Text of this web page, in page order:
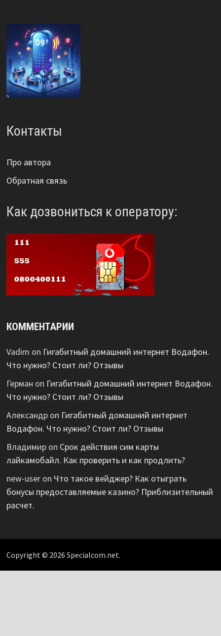
Контакты
Про автора
Обратная связь
Как дозвониться к оператору:
КОММЕНТАРИИ
Vadim on Гигабитный домашний интернет Водафон.
Что нужно? Стоит ли? Отзывы
Герман on Гигабитный домашний интернет Водафон.
Что нужно? Стоит ли? Отзывы
Александрon Гигабитный домашний интернет
Водафон. Что нужно? Стоит ли? Отзывы
Владимирon Срок действия сим карты
лайкамобайл. Как проверить и как продлить?
new-useron Что такое вейджер? Как отыграть
бонусы предоставляемые казино? Приблизительный
расчет.
Copyright © 2026 Specialcom.net.